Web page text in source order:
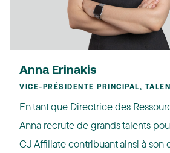
Anna Erinakis
VICE-PRÉSIDENTE PRINCIPAL,
En tant que Directrice des
Anna recrute de grands talents
CJ Affiliate contribuant ainsi à son